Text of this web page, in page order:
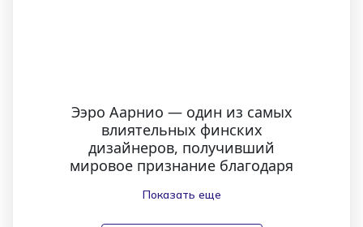
Ээро Аарнио — один из самых
влиятельных финских
дизайнеров, получивший
мировое признание благодаря
из пластика. Выросший в
районе Каллио в Хельсинки, он с
Показать еще